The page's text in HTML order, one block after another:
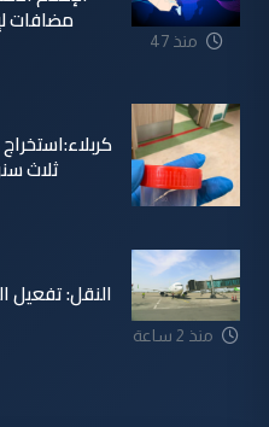
منذ 47
مضافات
منذ 53
دقيقة
ثلاث
منذ 2 ساعة
النقل: تفعيل الرحلات